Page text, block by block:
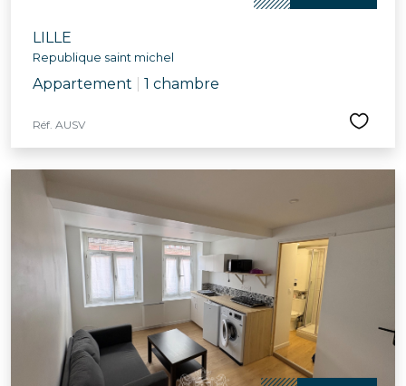
LILLE
Republique saint michel
Appartement 1 chambre
Réf. AUSV